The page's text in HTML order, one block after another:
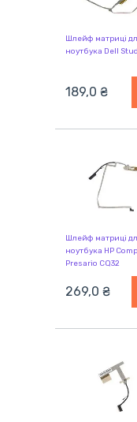
Шлейф матриці
ноутбука Dell
189,0 ₴
Шлейф матриці
ноутбука HP
Presario CQ32
269,0 ₴